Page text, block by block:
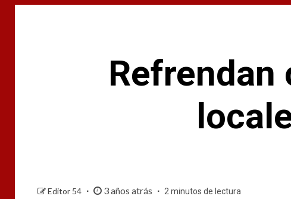
Editor 54 3 años atrás 2 minutos de lectura